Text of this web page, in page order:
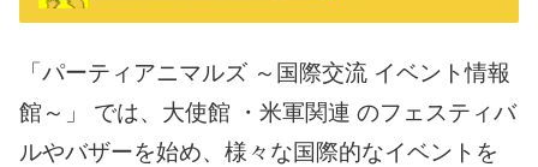
「パーティアニマルズ ～国際交流 イベント情報
館～」 では、大使館 ・米軍関連 のフェスティバ
ルやバザーを始め、様々な国際的なイベントを